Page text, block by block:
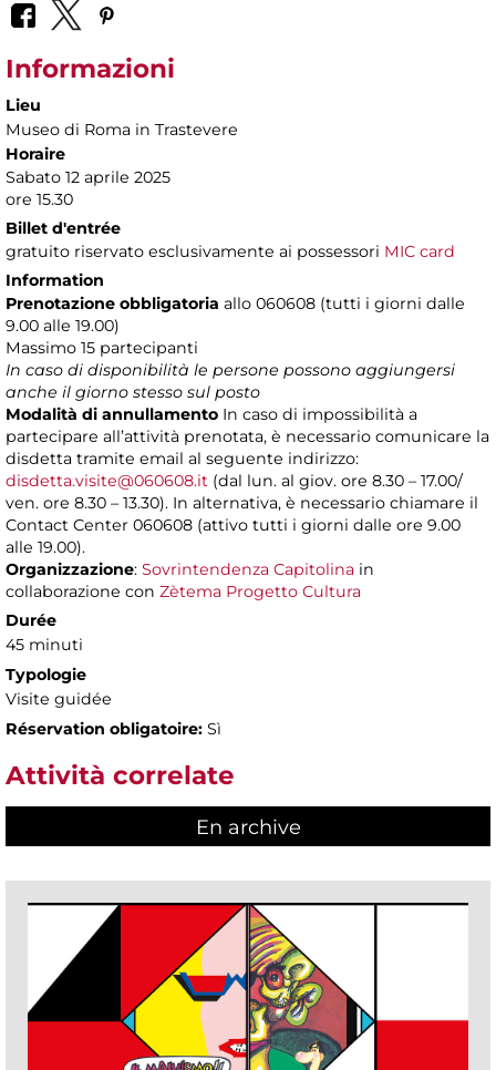
Informazioni
Lieu
Museo di Roma in Trastevere
Horaire
Sabato 12 aprile 2025
ore 15.30
Billet d'entrée
gratuito riservato esclusivamente ai possessori MIC card
Information
Prenotazione obbligatoria allo 060608 (tutti i giorni dalle
9.00 alle 19.00)
Massimo 15 partecipanti
In caso di disponibilità le persone possono aggiungersi
anche il giorno stesso sul posto
Modalità di annullamento In caso di impossibilità a
partecipare all’attività prenotata, è necessario comunicare la
disdetta tramite email al seguente indirizzo:
disdetta.visite@060608.it (dal lun. al giov. ore 8.30 – 17.00/
ven. ore 8.30 – 13.30). In alternativa, è necessario chiamare il
Contact Center 060608 (attivo tutti i giorni dalle ore 9.00
alle 19.00).
Organizzazione: Sovrintendenza Capitolina in
collaborazione con Zètema Progetto Cultura
Durée
45 minuti
Typologie
Visite guidée
Réservation obligatoire: Sì
Attività correlate
En archive